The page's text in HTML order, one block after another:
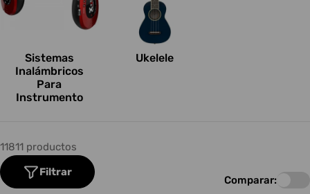
Sistemas
Inalámbricos
Para
Instrumento
Ukelele
11811 productos
Filtrar
Comparar: